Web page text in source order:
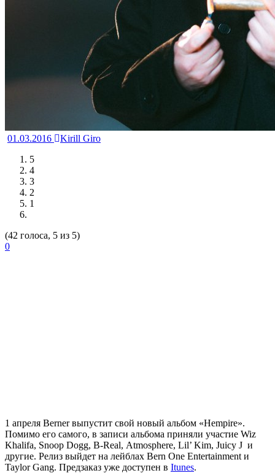
01.03.2016
Kirill Giro
5
4
3
2
1
(42 голоса, 5 из 5)
0
1 апреля Bernerвыпустит свой новый альбом «Hempire».
Помимо его самого, в записи альбома приняли участие Wiz
Khalifa, Snoop Dogg, B-Real, Atmosphere, Lil’ Kim, Juicy J и
другие. Релиз выйдет на лейблах Bern One Entertainment и
Taylor Gang. Предзаказ уже доступен в Itunes.